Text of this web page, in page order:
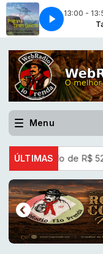
13:00 -
Prenda
com Voltencir Fleck
Menu
ÚLTIMAS
lucro líquido de R$